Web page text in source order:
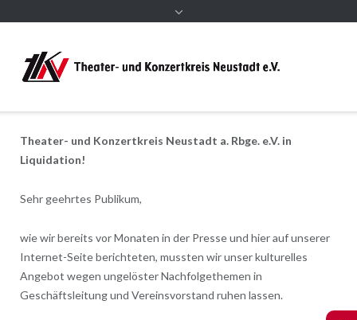
Theater- und Konzertkreis Neustadt a. Rbge. e.V. in
Liquidation!
Sehr geehrtes Publikum,
wie wir bereits vor Monaten in der Presse und hier auf unserer
Internet-Seite berichteten, mussten wir unser kulturelles
Angebot wegen ungelöster Nachfolgethemen in
Geschäftsleitung und Vereinsvorstand ruhen lassen.